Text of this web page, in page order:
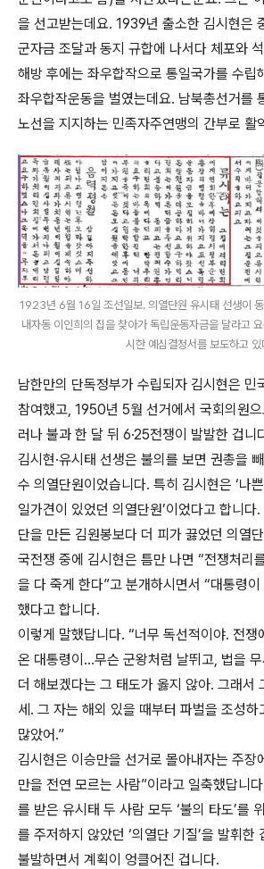
을 선고받는데요. 1939년 출소한 김시현은
군자금 조달과 동지 규합에 나서다 체포와
해방 후에는 좌우합작으로 통일국가를 수립
좌우합작운동을 벌였는데요. 남북총선거를
노선을 지지하는 민족자주연맹의 간부로 활
1923년 6월 16일 조선일보. 의열단원 유시태 선생이
내자동 이인희의 집을 찾아가 독립운동자금을 달라고
시한 예심결정서를 보도하고 있
남한만의 단독정부가 수립되자 김시현은 민
참여했고, 1950년 5월 선거에서 국회의원
러나 불과 한 달 뒤 6·25전쟁이 발발한 겁니
김시현·유시태 선생은 불의를 보면 권총을
수 의열단원이었습니다. 특히 김시현은 ‘나
일가견이 있었던 의열단원’이었다고 합니다
단을 만든 김원봉보다 더 피가 끓었던 의열
국전쟁 중에 김시현은 틈만 나면 “전쟁처리
을 다 죽게 한다”고 분개하시면서 “대통령
했다고 합니다.
이렇게 말했답니다. “너무 독선적이야. 전쟁
온 대통령이…무슨 군왕처럼 날뛰고, 법을
더 해보겠다는 그 태도가 옳지 않아. 그래서
세. 그 자는 해외 있을 때부터 파벌을 조성하
많았어.”
김시현은 이승만을 선거로 몰아내자는 주장
만을 전연 모르는 사람”이라고 일축했답니
를 받은 유시태 두 사람 모두 ‘불의 타도’를
를 주저하지 않았던 ‘의열단 기질’을 발휘한
불발하면서 계획이 엉클어진 겁니다.